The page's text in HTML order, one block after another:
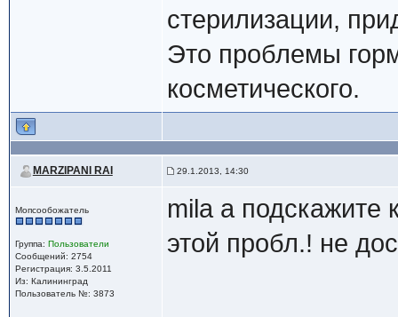
стерилизации,
Это проблемы
косметического.
MARZIPANI RAI 29.1.2013, 14:30
Мопсообожатель
Группа: Пользователи
Сообщений: 2754
Регистрация: 3.5.2011
Из: Калининград
Пользователь №: 3873
mila а подскажите
этой пробл.! не